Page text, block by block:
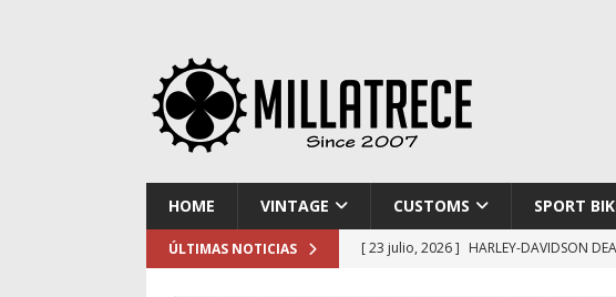
HOME VINTAGE CUSTOMS SPORT
ÚLTIMAS NOTICIAS [ 23 julio, 2026 ] HARLEY-DAVIDSON